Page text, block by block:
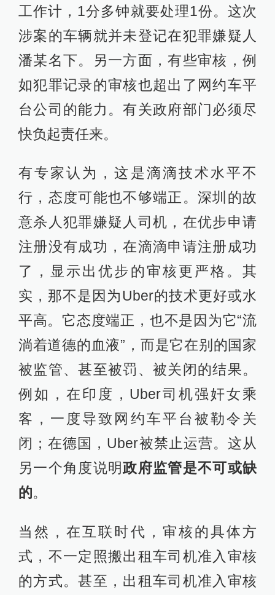
工作计，1分多钟就要处理1份。这次
涉案的车辆就并未登记在犯罪嫌疑人
潘某名下。另一方面，有些审核，例
如犯罪记录的审核也超出了网约车平
台公司的能力。有关政府部门必须尽
快负起责任来。
有专家认为，这是滴滴技术水平不
行，态度可能也不够端正。深圳的故
意杀人犯罪嫌疑人司机，在优步申请
注册没有成功，在滴滴申请注册成功
了，显示出优步的审核更严格。其
实，那不是因为Uber的技术更好或水
平高。它态度端正，也不是因为它“流
淌着道德的血液”，而是它在别的国家
被监管、甚至被罚、被关闭的结果。
例如，在印度，Uber司机强奸女乘
客，一度导致网约车平台被勒令关
闭；在德国，Uber被禁止运营。这从
另一个角度说明政府监管是不可或缺
的。
当然，在互联时代，审核的具体方
式，不一定照搬出租车司机准入审核
的方式。甚至，出租车司机准入审核